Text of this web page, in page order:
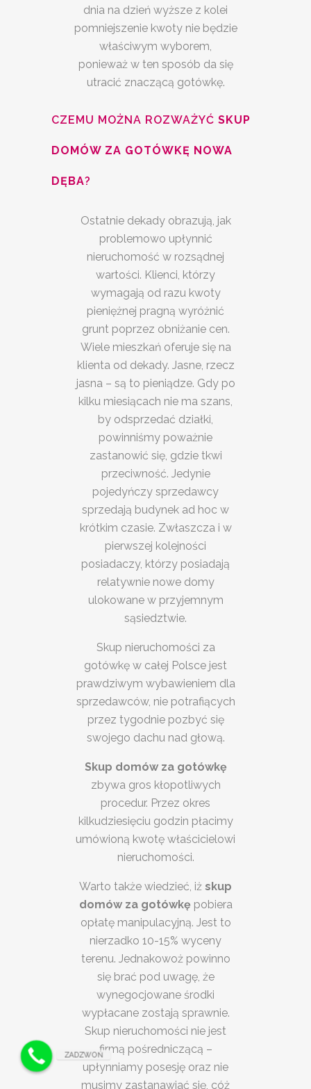
dnia na dzień wyższe z kolei
pomniejszenie kwoty nie będzie
właściwym wyborem,
ponieważ w ten sposób da się
utracić znaczącą gotówkę.
CZEMU MOŻNA ROZWAŻYĆ SKUP
DOMÓW ZA GOTÓWKĘ NOWA
DĘBA?
Ostatnie dekady obrazują, jak
problemowo upłynnić
nieruchomość w rozsądnej
wartości. Klienci, którzy
wymagają od razu kwoty
pieniężnej pragną wyróżnić
grunt poprzez obniżanie cen.
Wiele mieszkań oferuje się na
klienta od dekady. Jasne, rzecz
jasna – są to pieniądze. Gdy po
kilku miesiącach nie ma szans,
by odsprzedać działki,
powinniśmy poważnie
zastanowić się, gdzie tkwi
przeciwność. Jedynie
pojedyńczy sprzedawcy
sprzedają budynek ad hoc w
krótkim czasie. Zwłaszcza i w
pierwszej kolejności
posiadaczy, którzy posiadają
relatywnie nowe domy
ulokowane w przyjemnym
sąsiedztwie.
Skup nieruchomości za
gotówkę w całej Polsce jest
prawdziwym wybawieniem dla
sprzedawców, nie potrafiących
przez tygodnie pozbyć się
swojego dachu nad głową.
Skup domów za gotówkę
zbywa gros kłopotliwych
procedur. Przez okres
kilkudziesięciu godzin płacimy
umówioną kwotę właścicielowi
nieruchomości.
Warto także wiedzieć, iż skup
domów za gotówkępobiera
opłatę manipulacyjną. Jest to
nierzadko 10-15% wyceny
terenu. Jednakowoż powinno
się brać pod uwagę, że
wynegocjowane środki
wypłacane zostają sprawnie.
Skup nieruchomości nie jest
firmą pośredniczącą –
upłynniamy posesję oraz nie
musimy zastanawiać się, cóż
ZADZWOŃ